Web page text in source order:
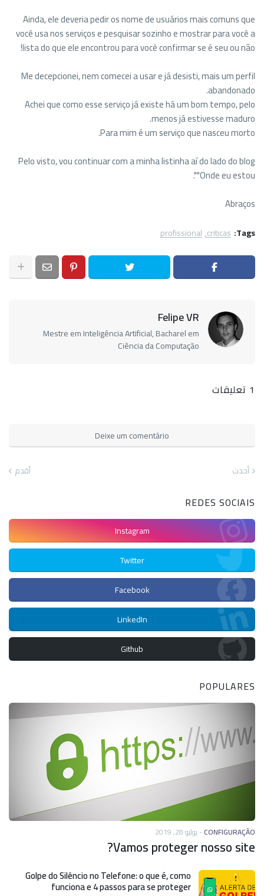
Ainda, ele deveria pedir os nome de usuários mais comuns que
você usa nos serviços e pesquisar sozinho e mostrar para você a
lista do que ele encontrou para você confirmar se é seu ou não!
Me decepcionei, nem comecei a usar e já desisti, mais um perfil
abandonado.
Achei que como esse serviço já existe há um bom tempo, pelo
menos já estivesse maduro.
Para mim é um serviço que nasceu morto.
Pelo visto, vou continuar com a minha listinha aí do lado do blog
"Onde eu estou".
Abraços
Tags:
criticas
profissional
Felipe VR
Mestre em Inteligência Artificial, Bacharel em
Ciência da Computação
1 تعليقات
Deixe um comentário
أحدث أقدم
REDES SOCIAIS
Instagram
Twitter
Facebook
LinkedIn
Github
POPULARES
CONFIGURAÇÃO
-يوليو 28, 2019
Vamos proteger nosso site?
Golpe do Silêncio no Telefone: o que é, como
funciona e 4 passos para se proteger